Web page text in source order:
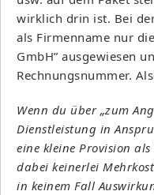
wirklich drin ist. Bei
als Firmenname nur
GmbH” ausgewiesen
Rechnungsnummer.
Wenn du über „zum
Dienstleistung in
eine kleine Provision
dabei keinerlei
in keinem Fall